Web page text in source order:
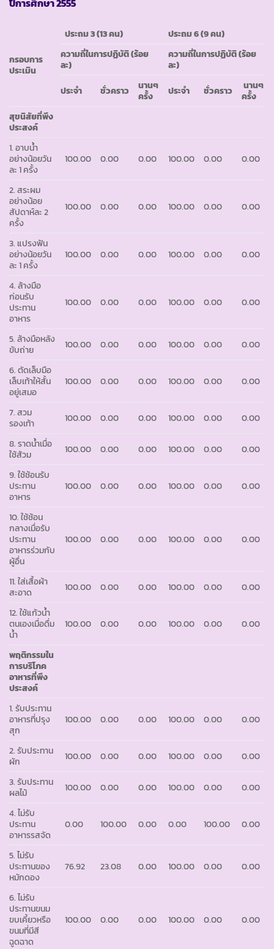
ปีการศึกษา2555
กรอบการ
ประเมิน
ประถม3 (13 คน) ประถม6 (9 คน)
ความถี่ในการปฏิบัติ (ร้อย
ละ)
ความถี่ในการปฏิบัติ (ร้อย
ละ)
ประจำ
ชั่วคราว
นานๆ
ครั้ง
ประจำ ชั่วคราว
นานๆ
ครั้ง
สุขนิสัยที่พึง
ประสงค์
1. อาบน้ำ
อย่างน้อยวัน
ละ 1 ครั้ง
100.00 0.00 0.00 100.00 0.00 0.00
2. สระผม
อย่างน้อย
สัปดาห์ละ 2
ครั้ง
100.00 0.00 0.00 100.00 0.00 0.00
3. แปรงฟัน
อย่างน้อยวัน
ละ 1 ครั้ง
100.00 0.00 0.00 100.00 0.00 0.00
4. ล้างมือ
ก่อนรับ
ประทาน
อาหาร
100.00 0.00 0.00 100.00 0.00 0.00
5. ล้างมือหลัง
ขับถ่าย
100.00 0.00 0.00 100.00 0.00
0.00
6. ตัดเล็บมือ
เล็บเท้าให้สั้น
อยู่เสมอ
100.00 0.00 0.00 100.00 0.00 0.00
7. สวม
รองเท้า
100.00 0.00 0.00 100.00 0.00
0.00
8. ราดน้ำเมื่อ
ใช้ส้วม
100.00 0.00 0.00 100.00 0.00
0.00
9. ใช้ช้อนรับ
ประทาน
อาหาร
100.00 0.00 0.00 100.00 0.00 0.00
10. ใช้ช้อน
กลางเมื่อรับ
ประทาน
อาหารร่วมกับ
ผู้อื่น
100.00 0.00 0.00 100.00 0.00 0.00
11. ใส่เสื้อผ้า
สะอาด
100.00 0.00 0.00 100.00 0.00
0.00
12. ใช้แก้วน้ำ
ตนเองเมื่อดื่ม
น้ำ
100.00 0.00 0.00 100.00 0.00 0.00
พฤติกรรมใน
การบริโภค
อาหารที่พึง
ประสงค์
1. รับประทาน
อาหารที่ปรุง
สุก
100.00 0.00 0.00 100.00 0.00 0.00
2. รับประทาน
ผัก
100.00 0.00 0.00 100.00 0.00
0.00
3. รับประทาน
ผลไม้
100.00 0.00 0.00 100.00 0.00
0.00
4. ไม่รับ
ประทาน
อาหารรสจัด
0.00 100.00 0.00 0.00 100.00 0.00
5. ไม่รับ
ประทานของ
หมักดอง
76.92 23.08 0.00 100.00 0.00 0.00
6. ไม่รับ
ประทานขนม
ขบเคี้ยวหรือ
ขนมที่มีสี
ฉูดฉาด
100.00 0.00 0.00 100.00 0.00 0.00